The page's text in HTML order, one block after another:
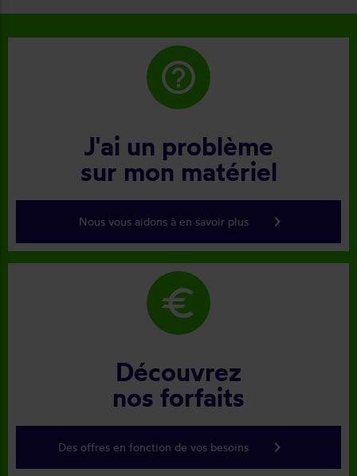
help_outline
J'ai un problème
sur mon matériel
Nous vous aidons à en savoir plus keyboard_arrow_right
euro
Découvrez
nos forfaits
Des offres en fonction de vos besoins keyboard_arrow_right